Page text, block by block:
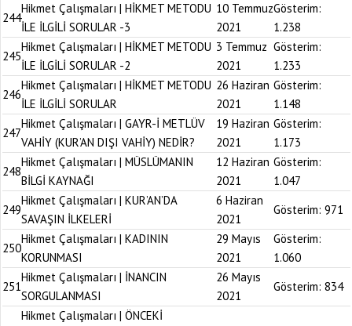
244
Hikmet Çalışmaları | HİKMET METODU
İLE İLGİLİ SORULAR -3
10 Temmuz
2021
Gösterim:
1.238
245
Hikmet Çalışmaları | HİKMET METODU
İLE İLGİLİ SORULAR -2
3 Temmuz
2021
Gösterim:
1.233
246
Hikmet Çalışmaları | HİKMET METODU
İLE İLGİLİ SORULAR
26 Haziran
2021
Gösterim:
1.148
247
Hikmet Çalışmaları | GAYR-İ METLÜV
VAHİY (KUR’AN DIŞI VAHİY) NEDİR?
19 Haziran
2021
Gösterim:
1.173
248
Hikmet Çalışmaları | MÜSLÜMANIN
BİLGİ KAYNAĞI
12 Haziran
2021
Gösterim:
1.047
249
Hikmet Çalışmaları | KUR’AN’DA
SAVAŞIN İLKELERİ
6 Haziran
2021
Gösterim: 971
250
Hikmet Çalışmaları | KADININ
KORUNMASI
29 Mayıs
2021
Gösterim:
1.060
251
Hikmet Çalışmaları | İNANCIN
SORGULANMASI
26 Mayıs
2021
Gösterim: 834
Hikmet Çalışmaları | ÖNCEKİ